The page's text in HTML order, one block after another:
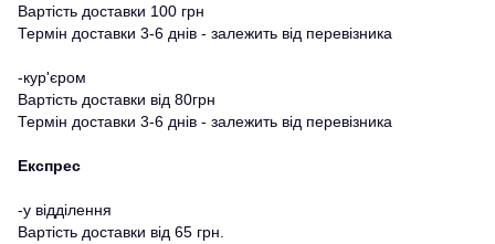
Вартість доставки 100 грн
Термін доставки 3-6 днів - залежить від перевізника
-кур'єром
Вартість доставки від 80грн
Термін доставки 3-6 днів - залежить від перевізника
Експрес
-у відділення
Вартість доставки від 65 грн.